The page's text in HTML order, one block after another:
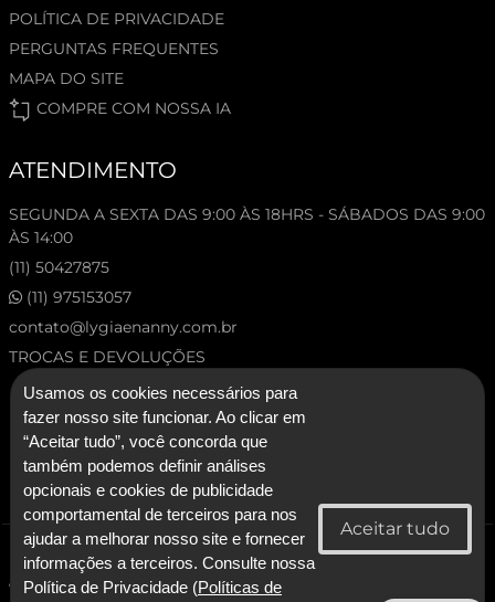
POLÍTICA DE PRIVACIDADE
PERGUNTAS FREQUENTES
MAPA DO SITE
COMPRE COM NOSSA IA
ATENDIMENTO
SEGUNDA A SEXTA DAS 9:00 ÀS 18HRS - SÁBADOS DAS 9:00
ÀS 14:00
(11) 50427875
(11) 975153057
contato@lygiaenanny.com.br
TROCAS E DEVOLUÇÕES
© 2026 Lygia & Nanny. Todos os direitos reservados.
CNPJ: 53.227.120/0001-92 - Lygia & Nanny Artesanato Confeccoes e
Usamos os cookies necessários para
fazer nosso site funcionar. Ao clicar em
“Aceitar tudo”, você concorda que
também podemos definir análises
opcionais e cookies de publicidade
comportamental de terceiros para nos
ajudar a melhorar nosso site e fornecer
informações a terceiros. Consulte nossa
Política de Privacidade (Políticas de